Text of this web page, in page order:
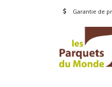
Se rendre au contenu
Garantie de